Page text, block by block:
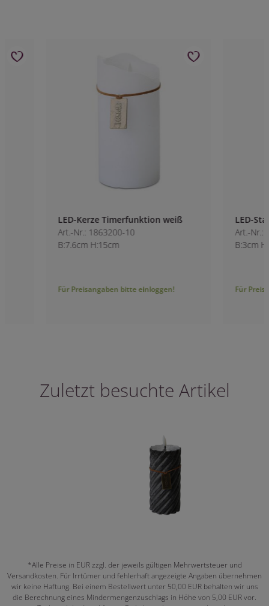
LED-Kerze Timerfunktion weiß
Art.-Nr.: 1863200-10
B:7.6cm H:15cm
Für Preisangaben bitte einloggen!
LED-Stabkerze
Art.-Nr.: 1864200-
B:3cm H:29cm
Für Preisangaben
Zuletzt besuchte Artikel
*Alle Preise in EUR zzgl. der jeweils gültigen Mehrwertsteuer und
Versandkosten. Für Irrtümer und fehlerhaft angezeigte Angaben übernehmen
wir keine Haftung. Bei einem Bestellwert unter 50,00 EUR behalten wir uns
die Berechnung eines Mindermengenzuschlags in Höhe von 5,00 EUR vor.